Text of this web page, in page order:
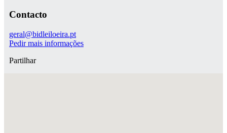
Contacto
geral@bidleiloeira.pt
Pedir mais informações
Partilhar